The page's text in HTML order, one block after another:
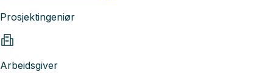
Prosjektingeniør
Arbeidsgiver